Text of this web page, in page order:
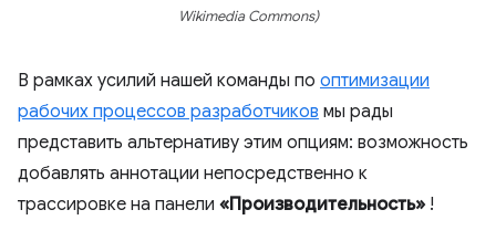
Wikimedia Commons)
В рамках усилий нашей команды по оптимизации
рабочих процессов разработчиков мы рады
представить альтернативу этим опциям: возможность
добавлять аннотации непосредственно к
трассировке на панели «Производительность» !